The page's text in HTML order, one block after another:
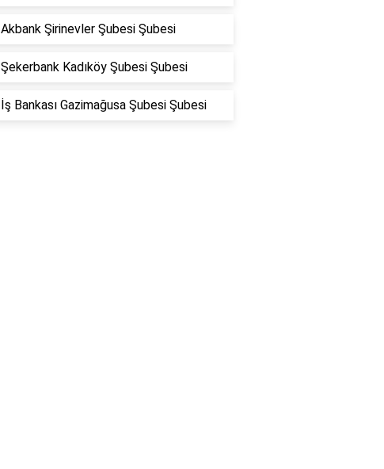
Akbank Şirinevler Şubesi Şubesi
Şekerbank Kadıköy Şubesi Şubesi
İş Bankası Gazimağusa Şubesi Şubesi